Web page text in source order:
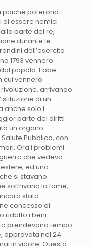
poiché poterono
di essere nemici
parte del re,
durante le
dell’esercito
1793 vennero
popolo. Ebbe
cui vennero
arrivando
di un
anche solo i
parte dei diritti
un organo
Pubblica, con
Ora i problemi
che vedeva
ed una
si stavano
soffrivano la fame,
stato
concesso ai
ridotto i beni
prendevano tempo
approvata nel 24